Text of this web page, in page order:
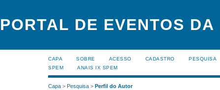
PORTAL DE EVENTOS DA
CAPA SOBRE ACESSO CADASTRO
PESQUISA
SPEM
ANAIS IX SPEM
Capa > Pesquisa > Perfil do Autor